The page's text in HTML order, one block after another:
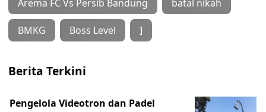
Arema FC Vs Persib Bandung batal nikah
BMKG Boss Level ]
Berita Terkini
Pengelola Videotron dan Padel